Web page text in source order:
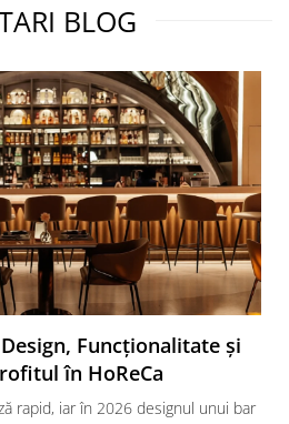
BLOG
Funcționalitate și
în HoReCa
rapid, iar în 2026 designul unui bar